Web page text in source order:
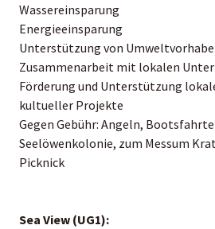
Wassereinsparung
Energieeinsparung
Unterstützung von
Zusammenarbeit mit lokalen
Förderung und Unterstützung
kultueller Projekte
Gegen Gebühr: Angeln,
Seelöwenkolonie, zum Messum
Picknick
Sea View (UG1):